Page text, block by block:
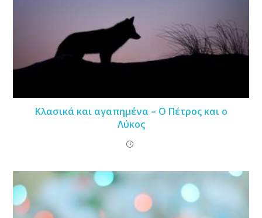
Κλασικά και αγαπημένα – Ο Πέτρος και ο
Λύκος